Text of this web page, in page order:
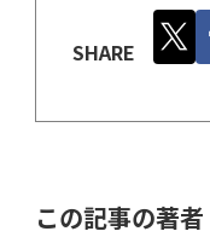
SHARE
この記事の著者